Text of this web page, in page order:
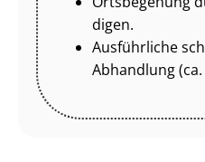
di­gen.
Ausführliche
Abhandlung